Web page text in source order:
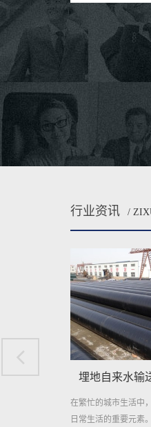
随着建筑行业的不
成为了建筑项目中
满足打桩工程的需
效、耐用、安全的
管。 作打桩管用...
查看
行业资讯 /
防腐钢管 地埋供水用
地埋供水用防腐螺旋
持久耐用 在现代城市